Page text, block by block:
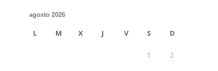
agosto 2026
L M X J V S D
1 2